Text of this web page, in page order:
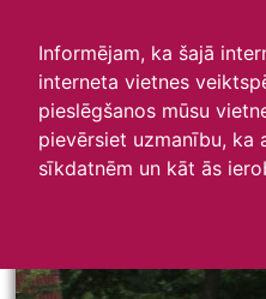
Informējam, ka šajā
interneta vietnes
pieslēgšanos mūsu
pievērsiet uzmanību, ka
sīkdatnēm un kāt ās